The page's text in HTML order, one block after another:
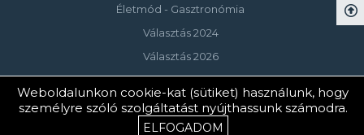
Életmód - Gasztronómia
Választás 2024
Választás 2026
© Copyright 2023 Keszthelyi Televízió
Weboldalunkon cookie-kat (sütiket) használunk, hogy
személyre szóló szolgáltatást nyújthassunk számodra.
ELFOGADOM